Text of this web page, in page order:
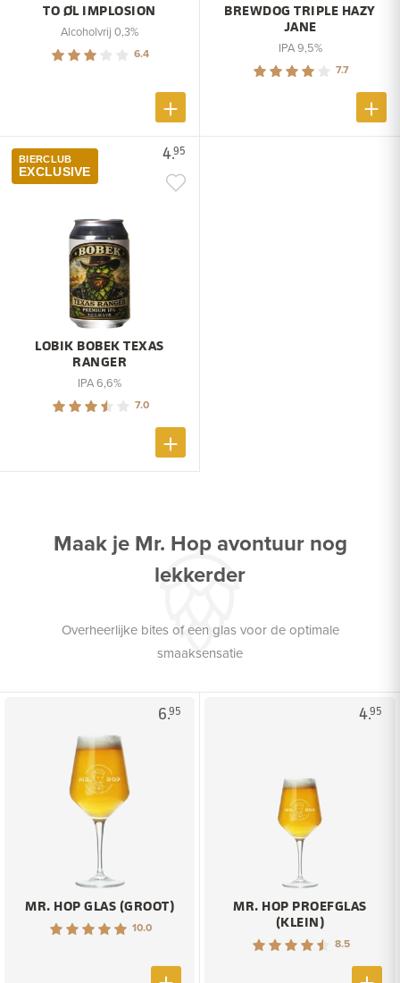
TO ØL IMPLOSION
Alcoholvrij 0,3%
6.4
BREWDOG TRIPLE HAZY
JANE
IPA 9,5%
7.7
4.95
BIERCLUB
EXCLUSIVE
LOBIK BOBEK TEXAS
RANGER
IPA 6,6%
7.0
Maak je Mr. Hop avontuur nog
lekkerder
Overheerlijke bites of een glas voor de optimale
smaaksensatie
6.95
MR. HOP GLAS (GROOT)
10.0
4.95
MR. HOP PROEFGLAS
(KLEIN)
8.5